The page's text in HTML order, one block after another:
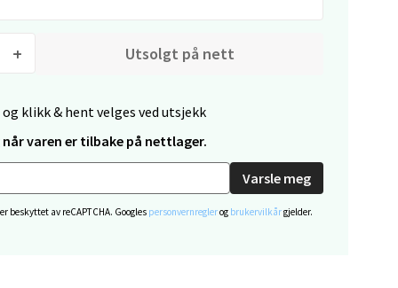
Utsolgt på nett
klikk & hent velges ved utsjekk
når varen er tilbake på nettlager.
Varsle meg
beskyttet av reCAPTCHA. Googles personvernreglerog brukervilkårgjelder.